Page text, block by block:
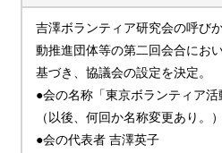
吉澤ボランティア研究会の呼び
動推進団体等の第二回会合にお
基づき、協議会の設定を決定。
●会の名称「東京ボランティア活
（以後、何回か名称変更あり。
●会の代表者 吉澤英子